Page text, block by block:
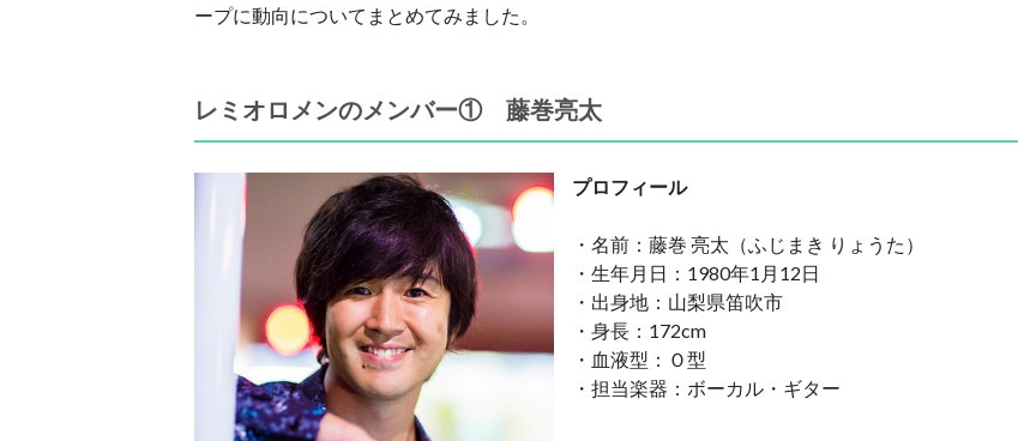
ープに動向についてまとめてみました。
レミオロメンのメンバー① 藤巻亮太
プロフィール
・名前：藤巻 亮太（ふじまき りょうた）
・生年月日：1980年1月12日
・出身地：山梨県笛吹市
・身長：172cm
・血液型：Ｏ型
・担当楽器：ボーカル・ギター